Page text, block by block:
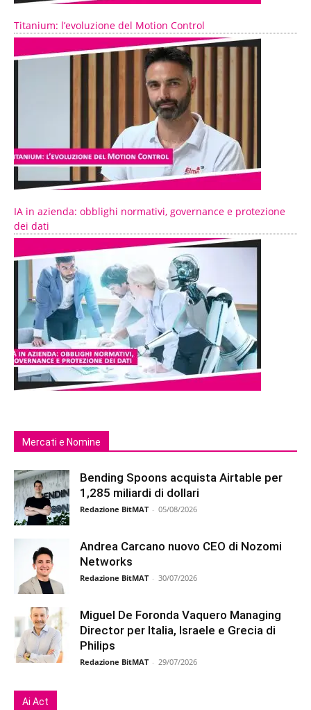
Titanium: l’evoluzione del Motion Control
IA in azienda: obblighi normativi, governance e protezione
dei dati
Mercati e Nomine
Bending Spoons acquista Airtable per
1,285 miliardi di dollari
Redazione BitMAT - 05/08/2026
Andrea Carcano nuovo CEO di Nozomi
Networks
Redazione BitMAT - 30/07/2026
Miguel De Foronda Vaquero Managing
Director per Italia, Israele e Grecia di
Philips
Redazione BitMAT - 29/07/2026
Ai Act